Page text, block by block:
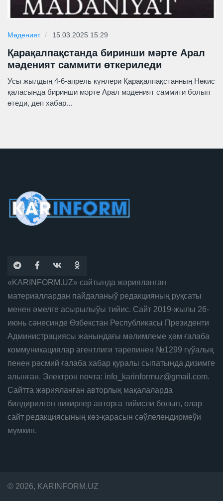
Мәденият 15.03.2025 15:29
Қарақалпақстанда биринши мәрте Арал
мәденият саммити өткериледи
Усы жылдың 4-6-апрель күнлери Қарақалпақстанның Нөкис
қаласында биринши мәрте Арал мәденият саммити болып
өтеди, деп хабар...
«KARINFORM.UZ» сайтында жәрияланған
материаллардан пайдаланыў редакцияның руқсаты
менен әмелге асырылыўы тийис. Сайт 2019-жылы 26-
июнь сәнесинде Өзбекстан Республикасы Президенти
Администрациясы жанындағы мәлимлеме ҳәм ғалаба
коммуникациялар агентлиги тәрепинен №1299 гүўалық
пенен рәсмий ғалаба хабар қуралы сыпатында дизимге
алынған. Электрон почта: info_karinformuz@gmail.com.
Сайтта жәрияланған авторлық мақалаларда
билдирилген пикирлер авторға тийисли болып, олар
сайт редакциясының көз-қарасын сәўлелендирмеўи
мүмкин.
© 2026, KARINFORM.UZ